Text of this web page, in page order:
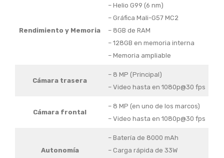
Rendimiento y Memoria
– Helio G99 (6 nm)
– Gráfica Mali-G57 MC2
– 8GB de RAM
– 128GB en memoria interna
– Memoria ampliable
Cámara trasera
– 8 MP (Principal)
– Video hasta en 1080p@30 fps
Cámara frontal
– 8 MP (en uno de los marcos)
– Video hasta en 1080p@30 fps
Autonomía
– Batería de 8000 mAh
– Carga rápida de 33W